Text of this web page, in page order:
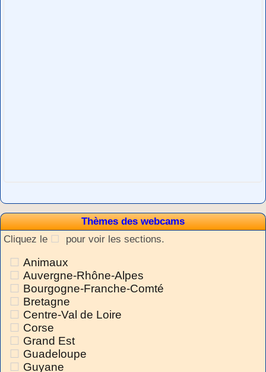
Thèmes des webcams
Cliquez le
pour voir les sections.
Animaux
Auvergne-Rhône-Alpes
Bourgogne-Franche-Comté
Bretagne
Centre-Val de Loire
Corse
Grand Est
Guadeloupe
Guyane